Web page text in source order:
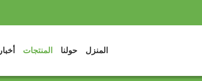
المنزل حولنا المنتجات أخبار